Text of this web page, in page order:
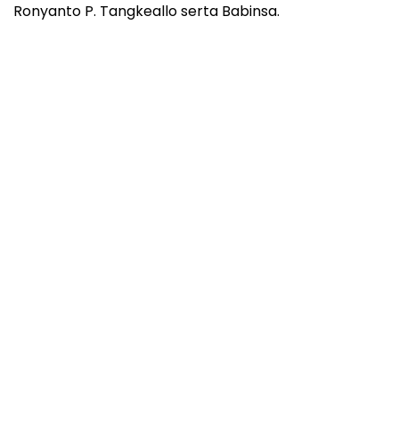
Ronyanto P. Tangkeallo serta Babinsa.